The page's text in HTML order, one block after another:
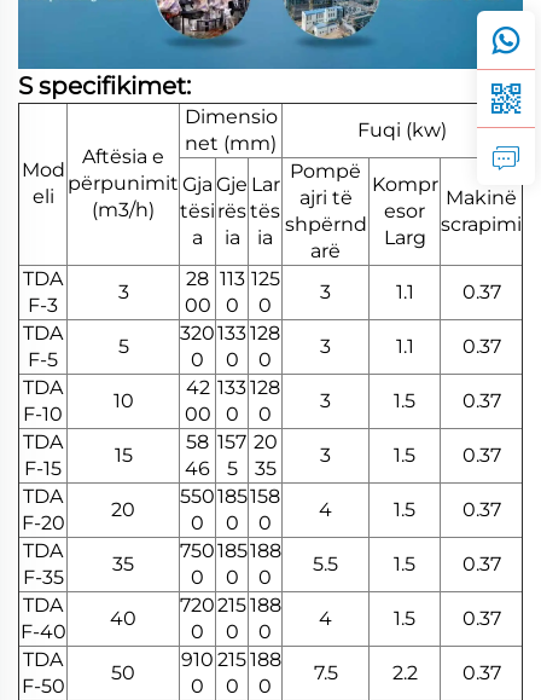
Sspecifikimet:
Mod
eli
Aftësia e
përpunimit
(m3/h)
Dimensio
net (mm)
Fuqi (kw)
Gja
tësi
a
Gje
rës
ia
Lar
tës
ia
Pompë
ajri të
shpërnd
arë
Kompr
esor
Larg
Makinë
scrapimi
TDA
F-3
3
28
00
113
0
125
0
3 1.1
0.37
TDA
F-5
5
320
0
133
0
128
0
3 1.1
0.37
TDA
F-10
10
42
00
133
0
128
0
3 1.5
0.37
TDA
F-15
15
58
46
157
5
20
35
3 1.5
0.37
TDA
F-20
20
550
0
185
0
158
0
4 1.5
0.37
TDA
F-35
35
750
0
185
0
188
0
5.5 1.5
0.37
TDA
F-40
40
720
0
215
0
188
0
4 1.5
0.37
TDA
F-50
50
910
0
215
0
188
0
7.5 2.2
0.37